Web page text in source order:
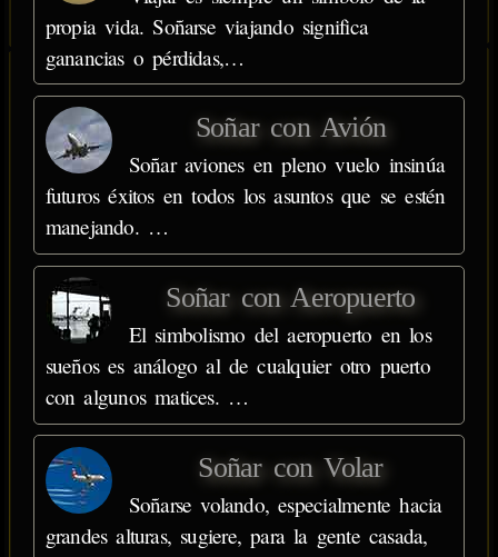
propia vida. Soñarse viajando significa
ganancias o pérdidas,…
Soñar con Avión
Soñar aviones en pleno vuelo insinúa
futuros éxitos en todos los asuntos que se estén
manejando. …
Soñar con Aeropuerto
El simbolismo del aeropuerto en los
sueños es análogo al de cualquier otro puerto
con algunos matices. …
Soñar con Volar
Soñarse volando, especialmente hacia
grandes alturas, sugiere, para la gente casada,